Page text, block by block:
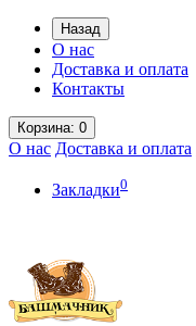
Назад
О нас
Доставка и оплата
Контакты
Корзина: 0
О нас Доставка и оплата
Закладки0